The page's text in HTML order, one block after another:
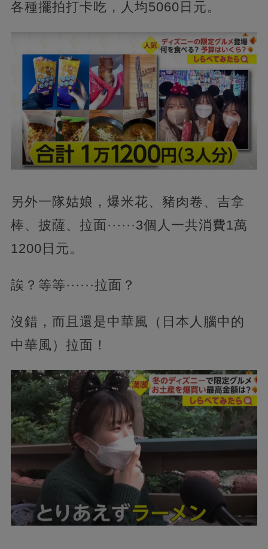
各種擺拍打卡吃，人均5060日元。
另外一隊姑娘，爆米花、豬肉卷、吉拿
棒、披薩、拉面······3個人一共消費1萬
1200日元。
誒？等等······拉面？
沒錯，而且還是中華風（日本人腦中的
中華風）拉面！